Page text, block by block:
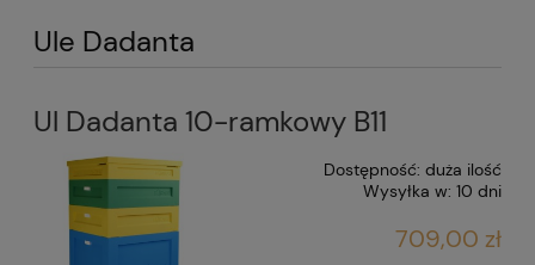
Ule Dadanta
Ul Dadanta 10-ramkowy B11
Dostępność: duża ilość
Wysyłka w: 10 dni
709,00 zł